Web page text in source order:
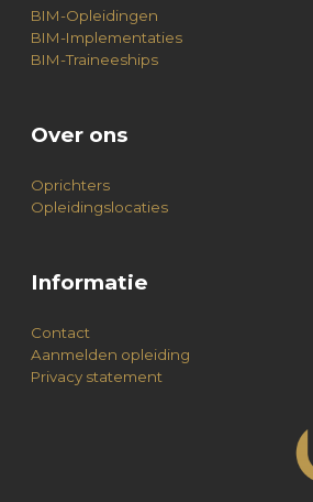
BIM-Opleidingen
BIM-Implementaties
BIM-Traineeships
Over ons
Oprichters
Opleidingslocaties
Informatie
Contact
Aanmelden opleiding
Privacy statement